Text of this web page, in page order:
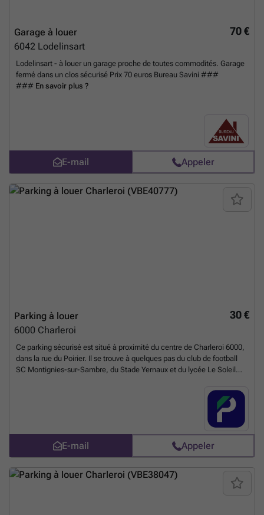
70 €
Garage à louer
6042 Lodelinsart
Lodelinsart - à louer un garage proche de toutes commodités. Garage
fermé dans un clos sécurisé Prix 70 euros Bureau Savini ###
### En savoir plus ?
E-mail Appeler
30 €
Parking à louer
6000 Charleroi
Ce parking sécurisé est situé à proximité du centre de Charleroi 6000,
dans la rue du Poirier. Il se trouve à quelques pas du club de football
SC Montignies-sur-Sambre, du Stade Yernaux et du lycée Le Soleil
parking à proximité du centre de Charleroi. Ce parking propose aussi
des bornes de recharge pour votre véhicule électrique ou hybride.
Accès de la borne via votre carte MSP (EDI ou autre) et tarif de la
borne en vigueur Vous pouvez réserver directement votre parking sur
le lien suivant : ###En savoir plus ?
E-mail Appeler